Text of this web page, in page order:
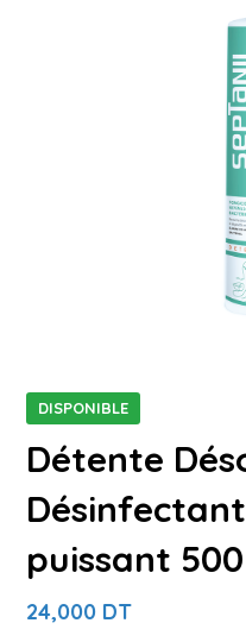
DISPONIBLE
Détente
puissant
24,000 DT